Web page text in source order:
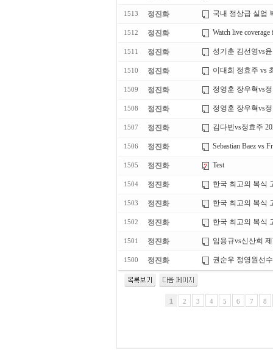
1513 정진화 국내 정상급 실업
1512 정진화 Watch live
1511 정진화 성기춘 김선영vs
1510 정진화 이대희 정효주 vs
1509 정진화 정영훈 장우혁vs
1508 정진화 정영훈 장우혁vs
1507 정진화 김다빈vs정효주
1506 정진화 Sebastian Baez vs
1505 정진화 Test
1504 정진화 한국 최고의 복식
1503 정진화 한국 최고의 복식
1502 정진화 한국 최고의 복식
1501 정진화 임용규vs신산희
1500 정진화 권순우 정영원선
1 2 3 4 5 6 7 8